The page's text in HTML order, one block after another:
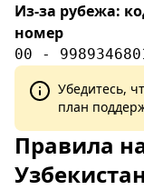
Из-за рубежа:
номер
00 -
Убедитесь,
план
Правила